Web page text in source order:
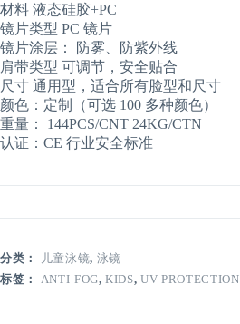
材料 液态硅胶+PC
镜片类型 PC 镜片
镜片涂层： 防雾、防紫外线
肩带类型 可调节，安全贴合
尺寸 通用型，适合所有脸型和尺寸
颜色：定制（可选 100 多种颜色）
重量： 144PCS/CNT 24KG/CTN
认证：CE 行业安全标准
分类： 儿童泳镜, 泳镜
标签： ANTI-FOG,KIDS,UV-PROTECTION